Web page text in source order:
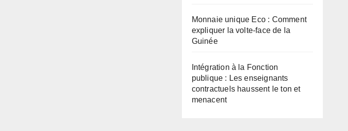
Monnaie unique Eco : Comment
expliquer la volte-face de la
Guinée
Intégration à la Fonction
publique : Les enseignants
contractuels haussent le ton et
menacent